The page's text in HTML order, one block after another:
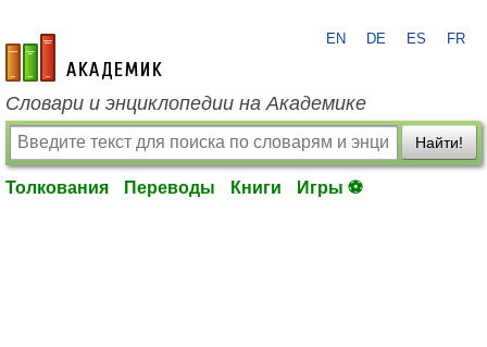
academic.ru
EN DE ES FR
Словари и энциклопедии на Академике
Найти!
Толкования Переводы Книги Игры ⚽